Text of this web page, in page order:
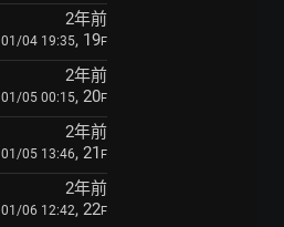
2年前
01/04 19:35, 19F
2年前
01/05 00:15, 20F
2年前
01/05 13:46, 21 F
2年前
01/06 12:42, 22F